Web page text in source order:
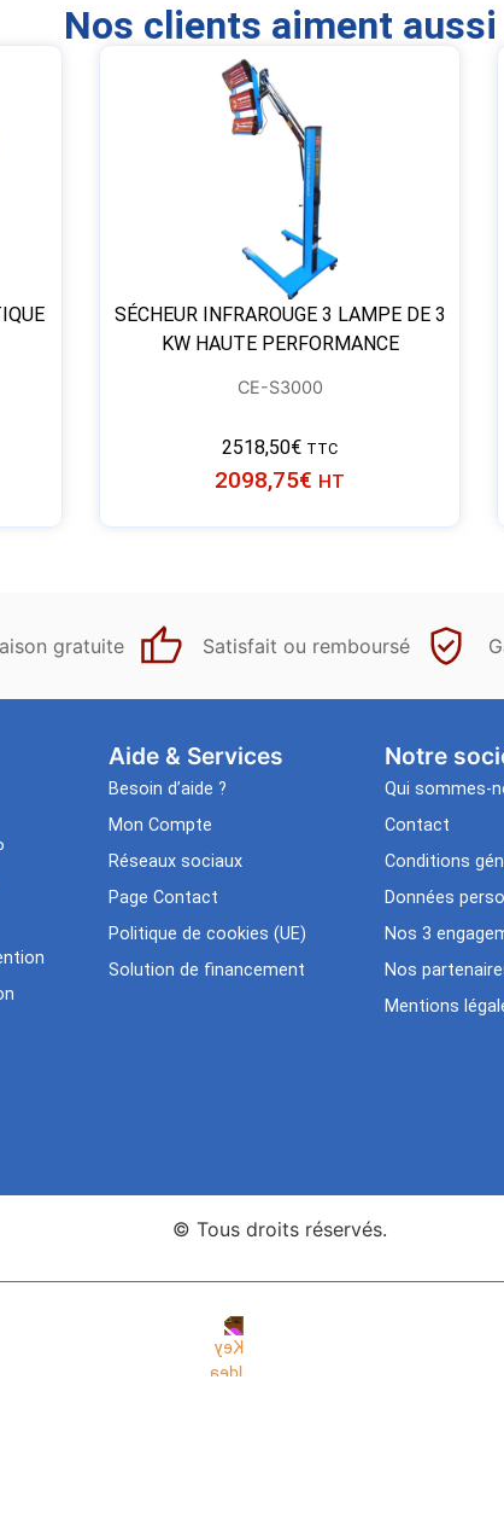
Nos clients aiment aussi
SÉCHEUR INFRAROUGE 3 LAMPE DE 3
KW HAUTE PERFORMANCE
CE-S3000
2518,50€ TTC
2098,75€ HT
gratuite Satisfait ou remboursé
Aide & Services​
Besoin d’aide ?
Mon Compte
Réseaux sociaux
Page Contact
Politique de cookies (UE)
Solution de financement
Notre
Qui sommes-
Contact
Conditions
Données
Nos 3
Nos
Mentions
© Tous droits réservés.